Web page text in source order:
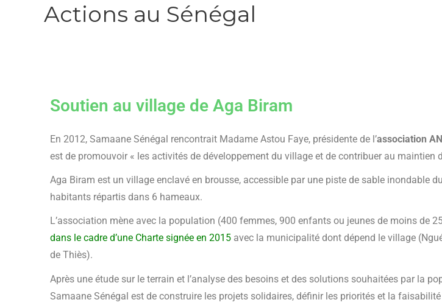
Actions au Sénégal
Soutien au village de Aga Biram
En 2012, Samaane Sénégal rencontrait Madame Astou Faye, présidente de l’association
est de promouvoir « les activités de développement du village et de contribuer au maintien
Aga Biram est un village enclavé en brousse, accessible par une piste de sable inondable
habitants répartis dans 6 hameaux.
L’association mène avec la population (400 femmes, 900 enfants ou jeunes de moins de
dans le cadre d’une Charte signée en 2015 avec la municipalité dont dépend le village
de Thiès).
Après une étude sur le terrain et l’analyse des besoins et des solutions souhaitées par la
Samaane Sénégal est de construire les projets solidaires, définir les priorités et la